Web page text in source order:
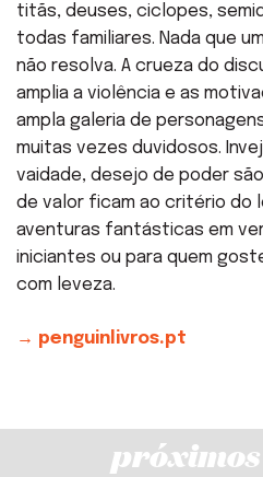
titãs, deuses, ciclopes,
todas familiares. Nada que
não resolva. A crueza do
amplia a violência e as
ampla galeria de
muitas vezes duvidosos.
vaidade, desejo de poder
de valor ficam ao critério do
aventuras fantásticas em
iniciantes ou para quem
com leveza.
→ penguinlivros.pt